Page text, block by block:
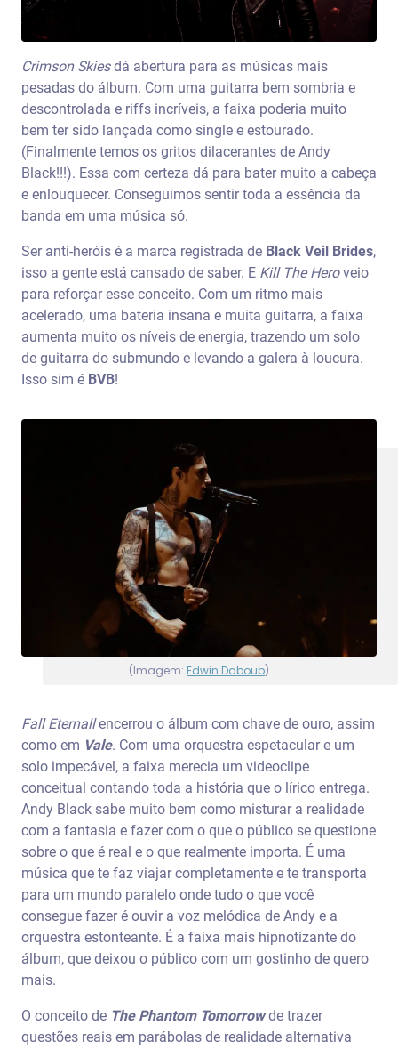
Crimson Skiesdá abertura para as músicas mais
pesadas do álbum. Com uma guitarra bem sombria e
descontrolada e riffs incríveis, a faixa poderia muito
bem ter sido lançada como single e estourado.
(Finalmente temos os gritos dilacerantes de Andy
Black!!!). Essa com certeza dá para bater muito a cabeça
e enlouquecer. Conseguimos sentir toda a essência da
banda em uma música só.
Ser anti-heróis é a marca registrada de Black Veil Brides,
isso a gente está cansado de saber. E Kill The Heroveio
para reforçar esse conceito. Com um ritmo mais
acelerado, uma bateria insana e muita guitarra, a faixa
aumenta muito os níveis de energia, trazendo um solo
de guitarra do submundo e levando a galera à loucura.
Isso sim é BVB!
(Imagem: Edwin Daboub)
Fall Eternallencerrou o álbum com chave de ouro, assim
como em Vale. Com uma orquestra espetacular e um
solo impecável, a faixa merecia um videoclipe
conceitual contando toda a história que o lírico entrega.
Andy Black sabe muito bem como misturar a realidade
com a fantasia e fazer com o que o público se questione
sobre o que é real e o que realmente importa. É uma
música que te faz viajar completamente e te transporta
para um mundo paralelo onde tudo o que você
consegue fazer é ouvir a voz melódica de Andy e a
orquestra estonteante. É a faixa mais hipnotizante do
álbum, que deixou o público com um gostinho de quero
mais.
O conceito de The Phantom Tomorrowde trazer
questões reais em parábolas de realidade alternativa